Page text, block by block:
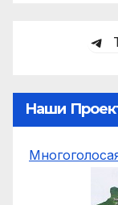
Наши